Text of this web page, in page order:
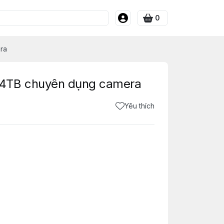
0
chuyên dụng camera
Yêu thích